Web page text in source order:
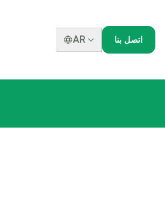
AR اتصل بنا